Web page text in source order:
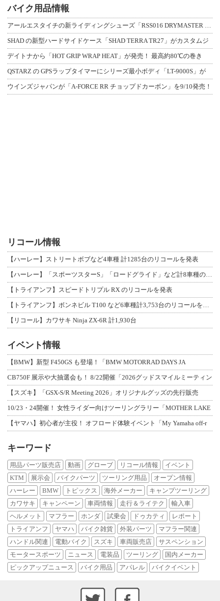
バイク用品情報
アールエスタイチの新ライディングシューズ「RSS016 DRYMASTER スト
SHAD の新型ハードサイドケース「SHAD TERRA TR27」がカスタムジ
デイトナから「HOT GRIP WRAP HEAT」が発売！ 最高約80℃の巻き
QSTARZ の GPSラップタイマーにシリーズ最小ボディ「LT-9000S」が
ウインズジャパンが「A-FORCE RR チョップドカーボン」を9/10発売！
リコール情報
【ハーレー】ストリートボブなど4車種 計1285台のリコールを発表
【ハーレー】「スポーツスターS」「ロードグライド」など計8車種のリコールを発表
【トライアンフ】スピードトリプル RX のリコールを発表
【トライアンフ】ボンネビル T100 など6車種計3,753台のリコールを発表
【リコール】カワサキ Ninja ZX-6R 計1,930台
イベント情報
【BMW】新型 F450GS も登場！「BMW MOTORRAD DAYS JA
CB750F 展示や大抽選会も！ 8/22開催「2026グッドスマイルミーティン
【スズキ】「GSX-S/R Meeting 2026」オリジナルグッズの先行販売
10/23・24開催！ 女性ライダー向けツーリングラリー「MOTHER LAKE
【ヤマハ】初心者が主役！ オフロード体験イベント「My Yamaha off-r
キーワード
用品パーツ販売店 動画 グローブ リコール情報
イベント
KTM
展示会 バイクパーツ ツーリング用品
オープン情報
ハーレー
BMW トピックス 海外メーカー
キャンプツーリング
カワサキ
キャンペーン 車両情報 走行＆ライテク
輸入車
ヘルメット
マフラー ホンダ 試乗会 ドゥカティ
レポート
トライアンフ
ヤマハ バイク雑貨 外装パーツ
マフラー関連
ハンドル関連
電動バイク スズキ 車両販売店
サスペンション
モータースポーツ
ニュース 電装品 ツーリング
国内メーカー
ピックアップニュース
バイク用品 アパレル バイクイベント